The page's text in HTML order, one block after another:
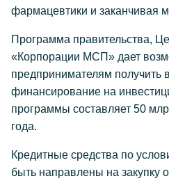
фармацевтики и заканчивая
Программа правительства,
«Корпорации МСП» дает
предпринимателям получить
финансирование на
программы составляет 50
года.
Кредитные средства по
быть направлены на закупку